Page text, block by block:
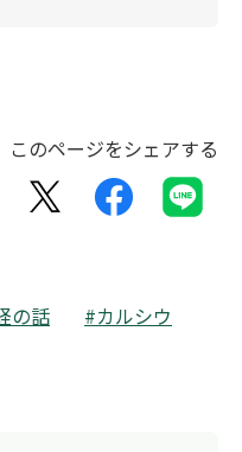
このページをシェアする
の話
#カルシウ